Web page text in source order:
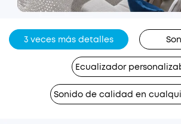
3 veces más detalles
Ecualizador
Sonido de calidad en